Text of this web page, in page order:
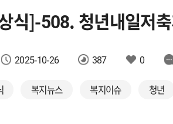
식]-508. 청년내일저
2025-10-26 387 0
복지뉴스 복지이슈 청년